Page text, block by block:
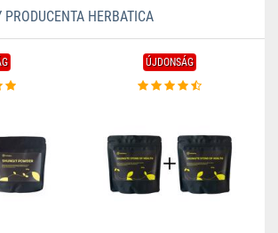
HERBATICA
ÚJDONSÁG